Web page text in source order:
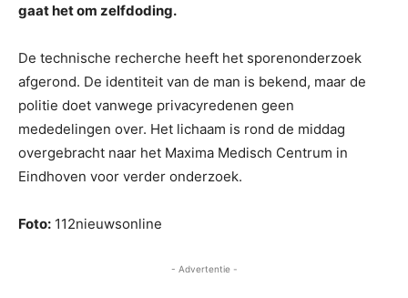
gaat het om zelfdoding.
De technische recherche heeft het sporenonderzoek
afgerond. De identiteit van de man is bekend, maar de
politie doet vanwege privacyredenen geen
mededelingen over. Het lichaam is rond de middag
overgebracht naar het Maxima Medisch Centrum in
Eindhoven voor verder onderzoek.
Foto: 112nieuwsonline
- Advertentie -